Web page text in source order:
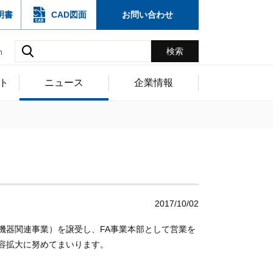
書 CAD図面 お問い合わせ
ニュース 企業情報
2017/10/02
関連事業）を譲受し、FA事業本部として営業を
大に努めてまいります。